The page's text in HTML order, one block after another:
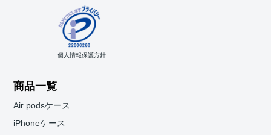
個人情報保護方針
商品一覧
Air podsケース
iPhoneケース